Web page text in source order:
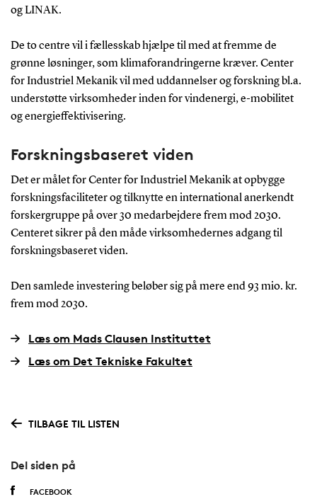
og LINAK.
De to centre vil i fællesskab hjælpe til med at fremme de
grønne løsninger, som klimaforandringerne kræver. Center
for Industriel Mekanik vil med uddannelser og forskning bl.a.
understøtte virksomheder inden for vindenergi, e-mobilitet
og energieffektivisering.
Forskningsbaseret viden
Det er målet for Center for Industriel Mekanik at opbygge
forskningsfaciliteter og tilknytte en international anerkendt
forskergruppe på over 30 medarbejdere frem mod 2030.
Centeret sikrer på den måde virksomhedernes adgang til
forskningsbaseret viden.
Den samlede investering beløber sig på mere end 93 mio. kr.
frem mod 2030.
Læs om Mads Clausen Instituttet
Læs om Det Tekniske Fakultet
TILBAGE TIL LISTEN
Del siden på
FACEBOOK